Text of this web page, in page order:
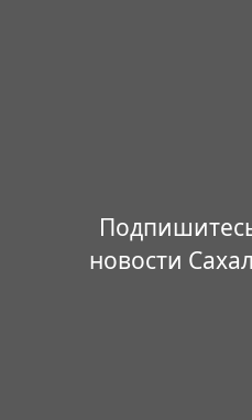
новости